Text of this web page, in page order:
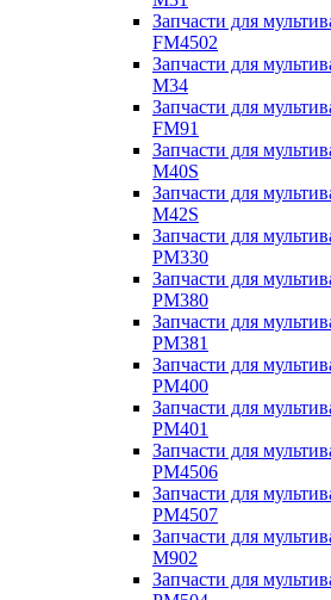
Запчасти для
FM4502
Запчасти для
M34
Запчасти для
FM91
Запчасти для
M40S
Запчасти для
M42S
Запчасти для
PM330
Запчасти для
PM380
Запчасти для
PM381
Запчасти для
PM400
Запчасти для
PM401
Запчасти для
PM4506
Запчасти для
PM4507
Запчасти для
M902
Запчасти для